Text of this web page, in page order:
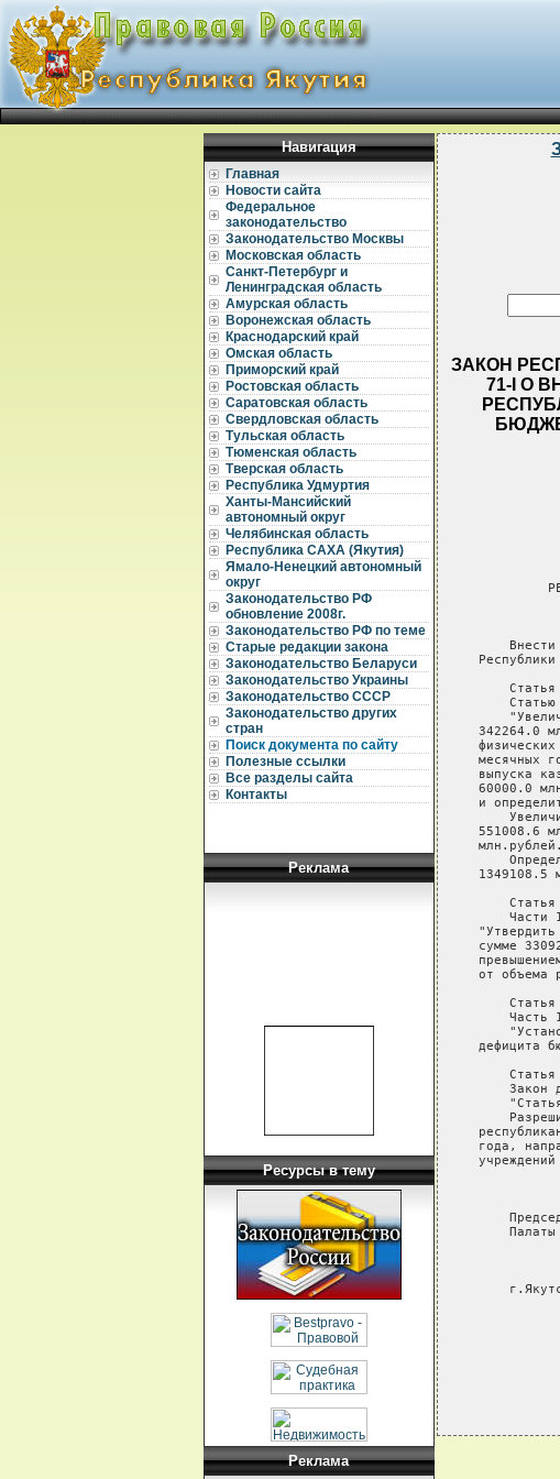
Навигация
Главная
Новости сайта
Федеральное
законодательство
Законодательство Москвы
Московская область
Санкт-Петербург и
Ленинградская область
Амурская область
Воронежская область
Краснодарский край
Омская область
Приморский край
Ростовская область
Саратовская область
Свердловская область
Тульская область
Тюменская область
Тверская область
Республика Удмуртия
Ханты-Мансийский
автономный округ
Челябинская область
Республика САХА (Якутия)
Ямало-Ненецкий автономный
округ
Законодательство РФ
обновление 2008г.
Законодательство РФ по теме
Старые редакции закона
Законодательство Беларуси
Законодательство Украины
Законодательство СССР
Законодательство других
стран
Поиск документа по сайту
Полезные ссылки
Все разделы сайта
Контакты
Реклама
Ресурсы в тему
Реклама
ЗАКОН
71-I О
Внести
Республики
Статья
Статью
342264.0
физических
месячных
выпуска
60000.0
и
551008.6
    млн.рублей.
1349108.5
Статья
Части
"Утвердить
сумме
от объема
Статья
Часть
дефицита
Статья
Закон
года,
учреждений
Палаты